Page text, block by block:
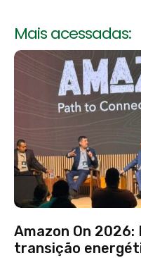
Mais acessadas:
Amazon On
transição